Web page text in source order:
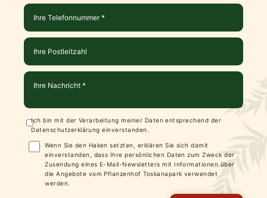
Ich bin mit der Verarbeitung meiner Daten entsprechend der
Datenschutzerklärung einverstanden.
Wenn Sie den Haken setzten, erklären Sie sich damit
einverstanden, dass Ihre persönlichen Daten zum Zweck der
Zusendung eines E-Mail-Newsletters mit Informationen über
die Angebote vom Pflanzenhof Toskanapark verwendet
werden.